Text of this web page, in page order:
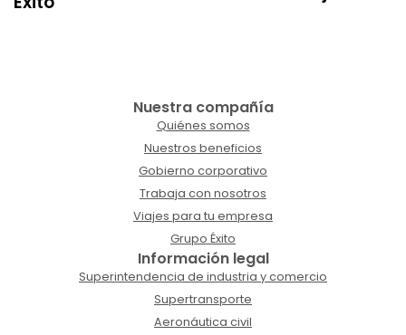
Nuestra compañía
Quiénes somos
Nuestros beneficios
Gobierno corporativo
Trabaja con nosotros
Viajes para tu empresa
Grupo Éxito
Información legal
Superintendencia de industria y comercio
Supertransporte
Aeronáutica civil